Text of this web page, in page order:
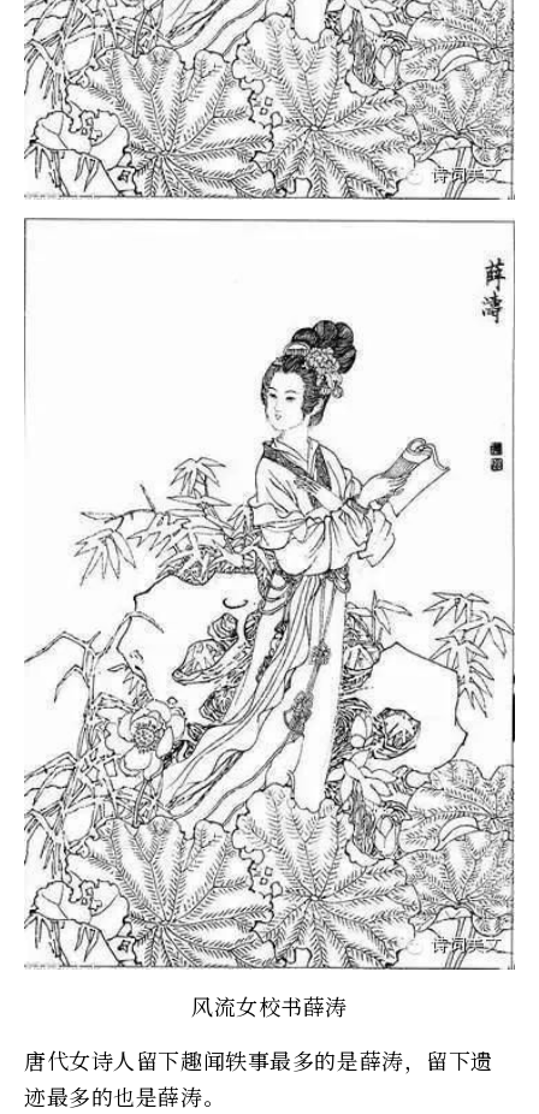
风流女校书薛涛
唐代女诗人留下趣闻轶事最多的是薛涛，留下遗
迹最多的也是薛涛。